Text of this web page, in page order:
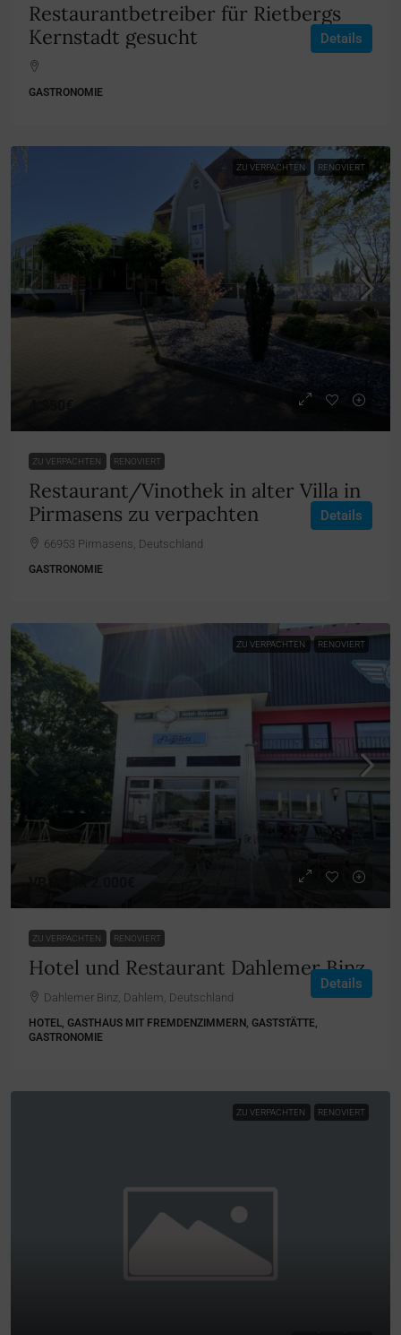
Restaurantbetreiber für Rietbergs
Kernstadt gesucht
GASTRONOMIE
Details
ZU VERPACHTEN RENOVIERT
ZU VERPACHTEN RENOVIERT
Restaurant/Vinothek in alter Villa in
Pirmasens zu verpachten
66953 Pirmasens, Deutschland
GASTRONOMIE
Details
ZU VERPACHTEN RENOVIERT
ZU VERPACHTEN RENOVIERT
Hotel und Restaurant Dahlemer Binz
Dahlemer Binz, Dahlem, Deutschland
HOTEL, GASTHAUS MIT FREMDENZIMMERN, GASTSTÄTTE,
GASTRONOMIE
Details
ZU VERPACHTEN RENOVIERT